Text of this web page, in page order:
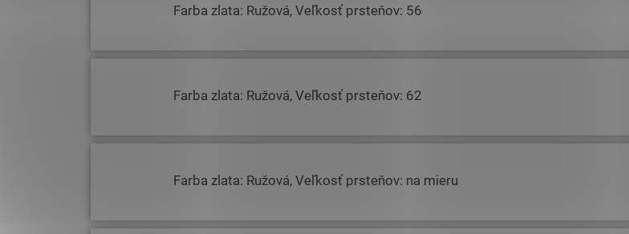
Farba zlata: Ružová, Veľkosť prsteňov: 56
Farba zlata: Ružová, Veľkosť prsteňov: 62
Farba zlata: Ružová, Veľkosť prsteňov: na mieru